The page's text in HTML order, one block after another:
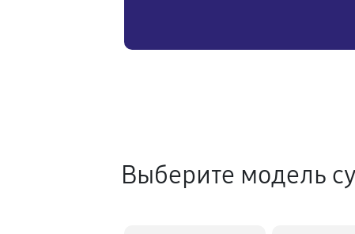
Выберите модель